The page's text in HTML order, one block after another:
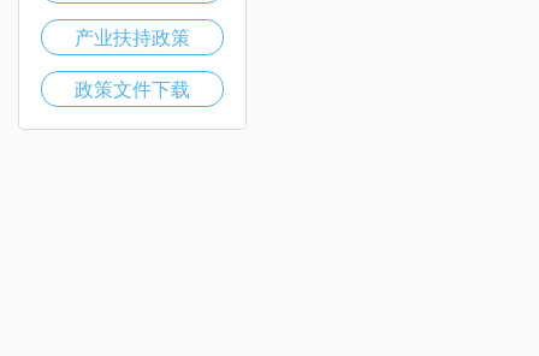
产业扶持政策
政策文件下载